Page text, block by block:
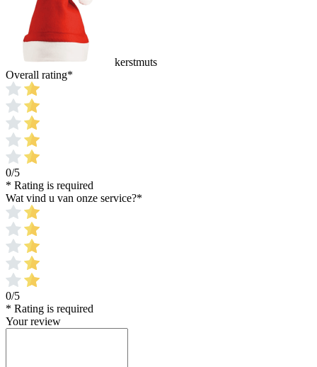
kerstmuts
Overall rating*
0/5
* Rating is required
Wat vind u van onze service?*
0/5
* Rating is required
Your review